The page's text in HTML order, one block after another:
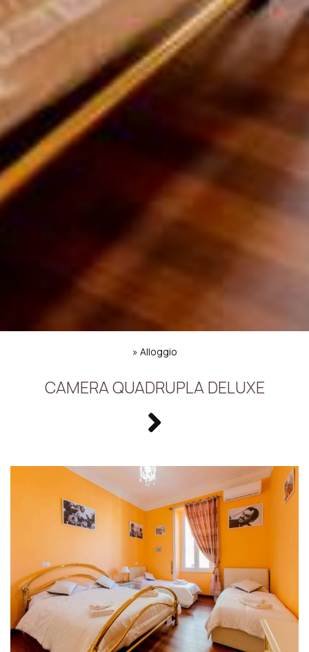
» Alloggio
CAMERA QUADRUPLA DELUXE